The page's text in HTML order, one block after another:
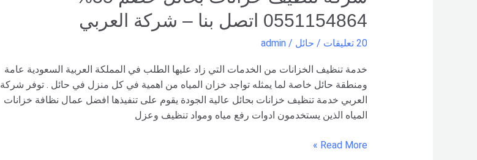
0551154864 اتصل بنا – شركة العربي
20 تعليقات / حائل /
admin
خدمة تنظيف الخزانات من الخدمات التي زاد عليها الطلب في المملكة العربية السعودية عامة
ومنطقة حائل خاصة لما يمثله تواجد خزان المياه من اهمية في كل منزل في حائل . توفر شركة
العربي خدمة تنظيف خزانات بحائل عالية الجودة يقوم على تنفيذها افضل عمال نظافة خزانات
المياه الذين يستخدمون ادوات رفع مياه ومواد تنظيف وعزل
Read More »